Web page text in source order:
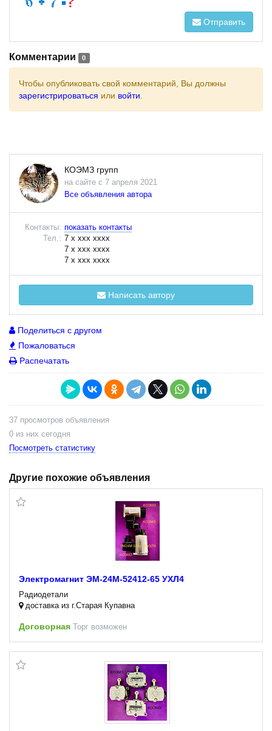
Отправить
Комментарии 0
Чтобы опубликовать свой комментарий, Вы должны
зарегистрироваться или войти
КОЭМЗ групп
на сайте с 7 апреля 2021
Все объявления автора
Контакты: показать контакты
Тел.: 7 x xxx xxxx
7 x xxx xxxx
7 x xxx xxxx
Написать автору
Поделиться с другом
Пожаловаться
Распечатать
37 просмотров объявления
0 из них сегодня
Посмотреть статистику
Другие похожие объявления
Электромагнит ЭМ-24М-52412-65 УХЛ4
Радиодетали
доставка из г.Старая Купавна
Договорная Торг возможен